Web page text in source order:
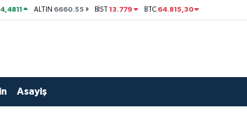
ALTIN 6660.55 BİST13.779 BTC 64.815,30
Asayiş